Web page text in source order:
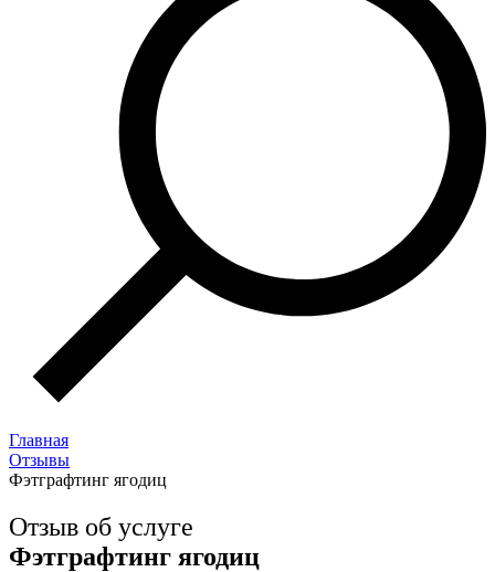
Главная
Отзывы
Фэтграфтинг ягодиц
Отзыв об услуге
Фэтграфтинг ягодиц